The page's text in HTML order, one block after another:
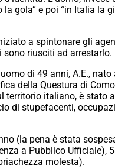
gola” e poi “in Italia la
a spintonare gli
riusciti ad arrestarlo.
di 49 anni, A.E., nato
della Questura di
italiano, è stato
di stupefacenti,
(la pena è stata
a Pubblico Ufficiale),
molesta).